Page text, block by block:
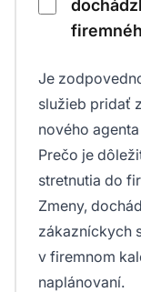
Je
služieb pridať
nového
Prečo je
stretnutia do
Zmeny,
zákazníckych
v firemnom
naplánovaní.